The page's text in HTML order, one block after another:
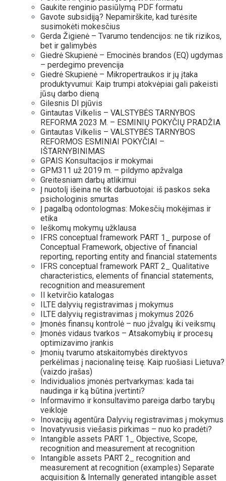
Gaukite renginio pasiūlymą PDF formatu
Gavote subsidiją? Nepamirškite, kad turėsite
susimokėti mokesčius
Gerda Žigienė – Tvarumo tendencijos: ne tik rizikos,
bet ir galimybės
Giedrė Skupienė – Emocinės brandos (EQ) ugdymas
– perdegimo prevencija
Giedrė Skupienė – Mikropertraukos ir jų įtaka
produktyvumui: Kaip trumpi atokvėpiai gali pakeisti
jūsų darbo dieną
Gilesnis DI pjūvis
Gintautas Vilkelis – VALSTYBĖS TARNYBOS
REFORMA 2023 M. – ESMINIŲ POKYČIŲ PRADŽIA
Gintautas Vilkelis – VALSTYBĖS TARNYBOS
REFORMOS ESMINIAI POKYČIAI –
IŠTARNYBINIMAS
GPAIS Konsultacijos ir mokymai
GPM311 už 2019 m. – pildymo apžvalga
Greitesniam darbų atlikimui
Į nuotolį išeina ne tik darbuotojai: iš paskos seka
psichologinis smurtas
Į pagalbą odontologmas: Mokesčių mokėjimas ir
etika
Ieškomų mokymų užklausa
IFRS conceptual framework PART 1_ purpose of
Conceptual Framework, objective of financial
reporting, reporting entity and financial statements
IFRS conceptual framework PART 2_ Qualitative
characteristics, elements of financial statements,
recognition and measurement
II ketvirčio katalogas
ILTE dalyvių registravimas į mokymus
ILTE dalyvių registravimas į mokymus 2026
Įmonės finansų kontrolė – nuo įžvalgų iki veiksmų
Įmonės vidaus tvarkos – Atsakomybių ir procesų
optimizavimo įrankis
Įmonių tvarumo atskaitomybės direktyvos
perkėlimas į nacionalinę teisę. Kaip ruošiasi Lietuva?
(vaizdo įrašas)
Individualios įmonės pertvarkymas: kada tai
naudinga ir ką būtina įvertinti?
Informavimo ir konsultavimo pareiga darbo tarybų
veikloje
Inovacijų agentūra Dalyvių registravimas į mokymus
Inovatyvusis viešasis pirkimas – nuo ko pradėti?
Intangible assets PART 1_ Objective, Scope,
recognition and measurement at recognition
Intangible assets PART 2_ recognition and
measurement at recognition (examples) Separate
acquisition & Internally generated intangible asset